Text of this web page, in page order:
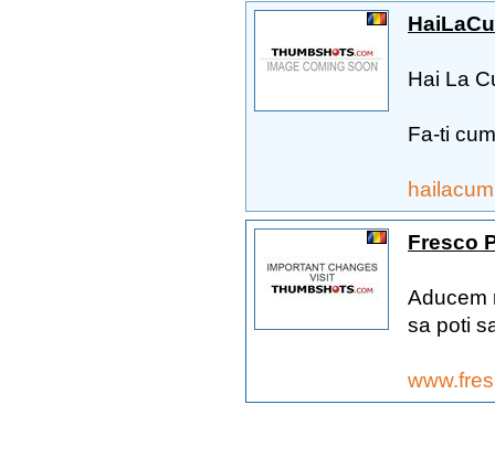
Hai La
Fa-ti
Fresco
Aducem
sa poti